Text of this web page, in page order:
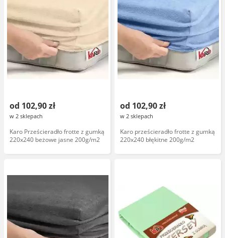
od 102,90 zł
w 2 sklepach
Karo Prześcieradło frotte z gumką
220x240 beżowe jasne 200g/m2
od 102,90 zł
w 2 sklepach
Karo prześcieradło frotte z gumką
220x240 błękitne 200g/m2